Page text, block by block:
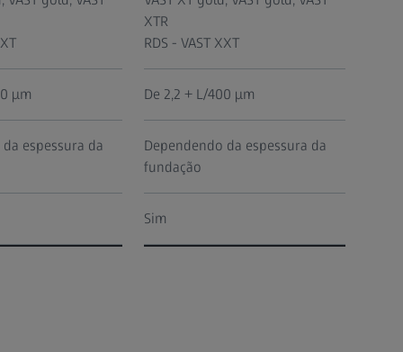
XTR
RDS - VAST XXT
µm De 2,2 + L/400 µm
espessura da
Dependendo da espessura da
fundação
Sim